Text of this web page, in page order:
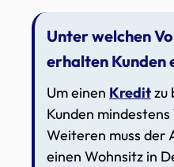
Unter welchen
erhalten Kunden
Um einen Kreditzu
Kunden mindestens
Weiteren muss der
einen Wohnsitz in